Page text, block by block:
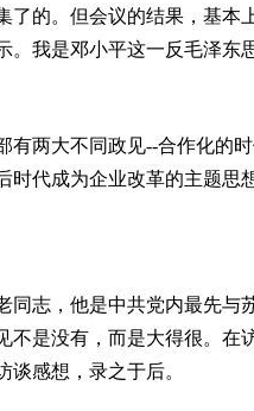
了的。但会议的结果，基本
。我是邓小平这一反毛泽东
有两大不同政见--合作化的
代成为企业改革的主题思
同志，他是中共党内最先与
不是没有，而是大得很。在
感想，录之于后。